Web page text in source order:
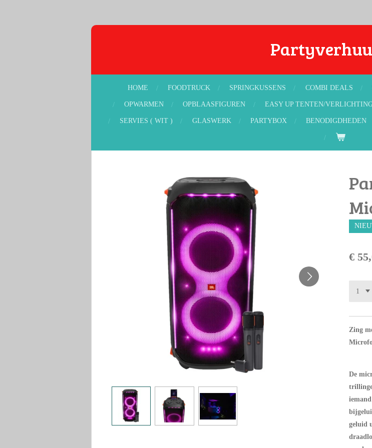
HOME FOODTRUCK SPRINGKUSSENS COMBI DEALS
OPWARMEN OPBLAASFIGUREN EASY UP TENTEN/
SERVIES ( WIT ) GLASWERK PARTYBOX BENODIGDHEDEN
€
Zing
De
geluid